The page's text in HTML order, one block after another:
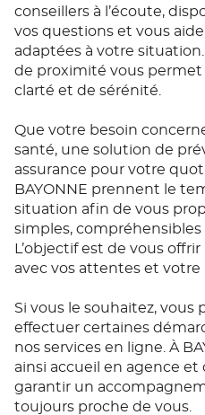
conseillers à l’écoute,
vos questions et vous
adaptées à votre
de proximité vous permet
clarté et de sérénité.
Que votre besoin
santé, une solution de
assurance pour votre
BAYONNE prennent le
situation afin de vous
simples, compréhensibles
L’objectif est de vous
avec vos attentes et votre
Si vous le souhaitez, vous
effectuer certaines
nos services en ligne. À
ainsi accueil en agence
garantir un
toujours proche de vous.